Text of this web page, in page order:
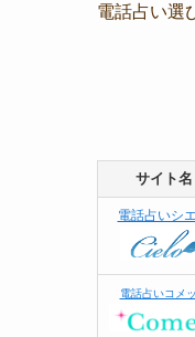
電話占い選
サイト名
電話占いシ
電話占いコメ